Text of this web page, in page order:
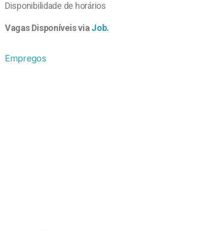
Disponibilidade de horários
Vagas Disponíveis viaJob.
Empregos